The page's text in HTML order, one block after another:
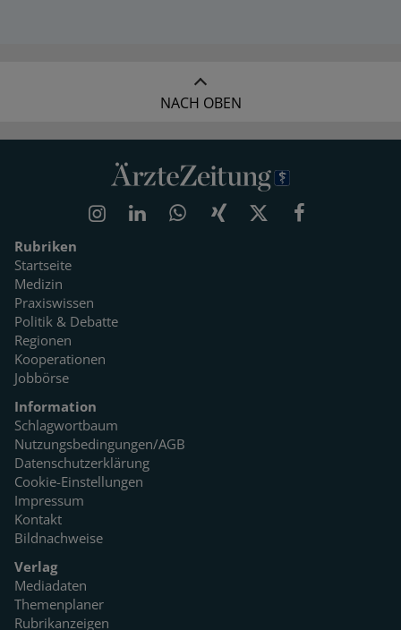
NACH OBEN
Rubriken
Startseite
Medizin
Praxiswissen
Politik & Debatte
Regionen
Kooperationen
Jobbörse
Information
Schlagwortbaum
Nutzungsbedingungen/AGB
Datenschutzerklärung
Cookie-Einstellungen
Impressum
Kontakt
Bildnachweise
Verlag
Mediadaten
Themenplaner
Rubrikanzeigen